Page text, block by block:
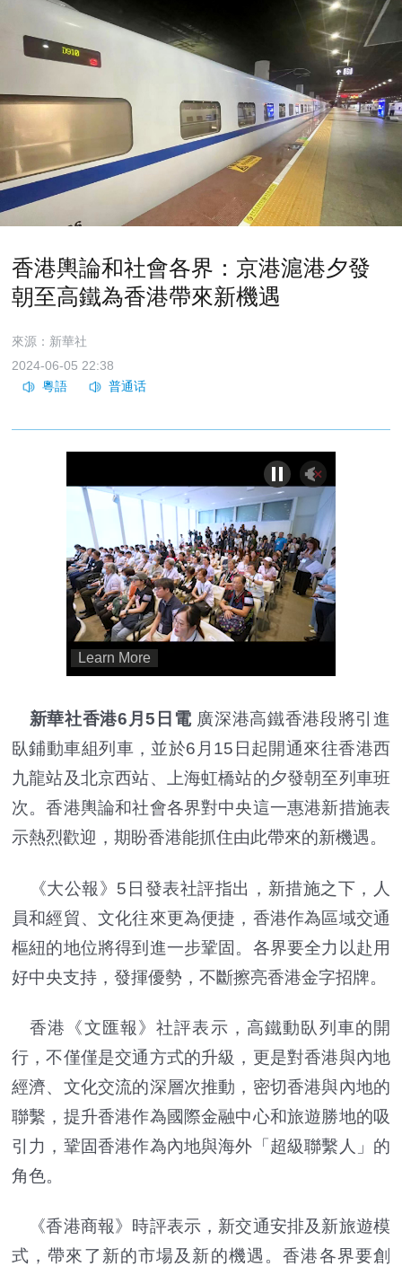
香港輿論和社會各界：京港滬港夕發
朝至高鐵為香港帶來新機遇
來源：新華社
2024-06-05 22:38
新華社香港6月5日電廣深港高鐵香港段將引進
臥鋪動車組列車，並於6月15日起開通來往香港西
九龍站及北京西站、上海虹橋站的夕發朝至列車班
次。香港輿論和社會各界對中央這一惠港新措施表
示熱烈歡迎，期盼香港能抓住由此帶來的新機遇。
《大公報》5日發表社評指出，新措施之下，人
員和經貿、文化往來更為便捷，香港作為區域交通
樞紐的地位將得到進一步鞏固。各界要全力以赴用
好中央支持，發揮優勢，不斷擦亮香港金字招牌。
香港《文匯報》社評表示，高鐵動臥列車的開
行，不僅僅是交通方式的升級，更是對香港與內地
經濟、文化交流的深層次推動，密切香港與內地的
聯繫，提升香港作為國際金融中心和旅遊勝地的吸
引力，鞏固香港作為內地與海外「超級聯繫人」的
角色。
《香港商報》時評表示，新交通安排及新旅遊模
式，帶來了新的市場及新的機遇。香港各界要創